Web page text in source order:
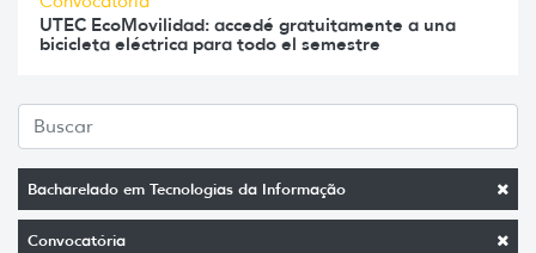
Bacharelado em Tecnologias da Informação
Convocatória
UTEC EcoMovilidad: accedé gratuitamente a una
bicicleta eléctrica para todo el semestre